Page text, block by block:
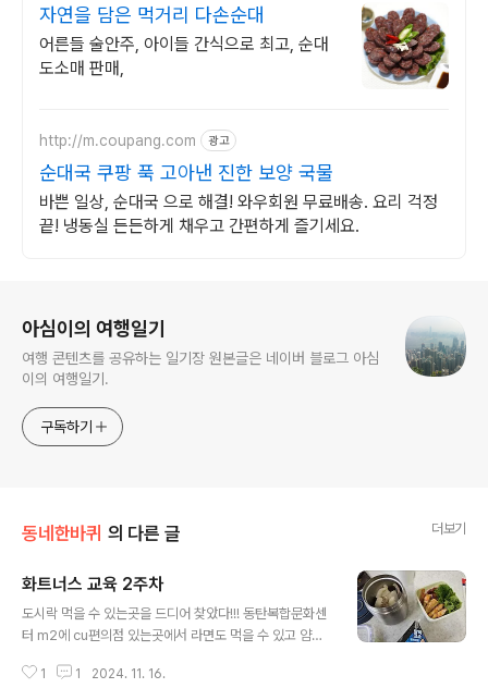
자연을 담은 먹거리 다손순대
어른들 술안주, 아이들 간식으로 최고, 순대
도소매 판매,
http://m.coupang.com 광고
순대국 쿠팡 푹 고아낸 진한 보양 국물
바쁜 일상, 순대국 으로 해결! 와우회원 무료배송. 요리 걱정
끝! 냉동실 든든하게 채우고 간편하게 즐기세요.
아심이의 여행일기
여행 콘텐츠를 공유하는 일기장 원본글은 네이버 블로그 아심
이의 여행일기.
구독하기
동네한바퀴 의 다른 글 더보기
화트너스 교육 2주차
도시락 먹을 수 있는곳을 드디어 찾았다!!! 동탄복합문화센
터 m2에 cu편의점 있는곳에서 라면도 먹을 수 있고 얌샘
랑 새우전 부쳐서 가져갔고 삼각김밥 하나 사서 같이 먹
1 1 2024. 11. 16.